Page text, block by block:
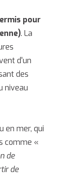
pour
. La
d'un
des
niveau
en mer, qui
comme «
de
de